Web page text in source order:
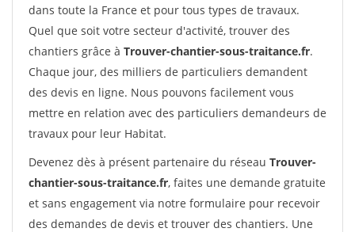
dans toute la France et pour tous types de travaux.
Quel que soit votre secteur d'activité, trouver des
chantiers grâce à Trouver-chantier-sous-traitance.fr.
Chaque jour, des milliers de particuliers demandent
des devis en ligne. Nous pouvons facilement vous
mettre en relation avec des particuliers demandeurs de
travaux pour leur Habitat.
Devenez dès à présent partenaire du réseau Trouver-
chantier-sous-traitance.fr, faites une demande gratuite
et sans engagement via notre formulaire pour recevoir
des demandes de devis et trouver des chantiers. Une